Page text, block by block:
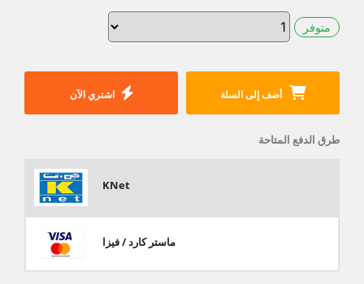
متوفر
أضف إلى السلة اشتري الآن
طرق الدفع المتاحة
KNet
ماستر كارد / فيزا